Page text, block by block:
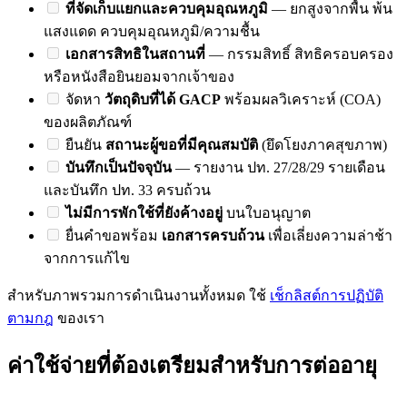
ที่จัดเก็บแยกและควบคุมอุณหภูมิ — ยกสูงจากพื้น พ้น
แสงแดด ควบคุมอุณหภูมิ/ความชื้น
เอกสารสิทธิในสถานที่ — กรรมสิทธิ์ สิทธิครอบครอง
หรือหนังสือยินยอมจากเจ้าของ
จัดหา วัตถุดิบที่ได้ GACP พร้อมผลวิเคราะห์ (COA)
ของผลิตภัณฑ์
ยืนยัน สถานะผู้ขอที่มีคุณสมบัติ (ยึดโยงภาคสุขภาพ)
บันทึกเป็นปัจจุบัน— รายงาน ปท. 27/28/29 รายเดือน
และบันทึก ปท. 33 ครบถ้วน
ไม่มีการพักใช้ที่ยังค้างอยู่ บนใบอนุญาต
ยื่นคำขอพร้อม เอกสารครบถ้วนเพื่อเลี่ยงความล่าช้า
จากการแก้ไข
สำหรับภาพรวมการดำเนินงานทั้งหมด ใช้ เช็กลิสต์การปฏิบัติ
ตามกฎ ของเรา
ค่าใช้จ่ายที่ต้องเตรียมสำหรับการต่ออายุ